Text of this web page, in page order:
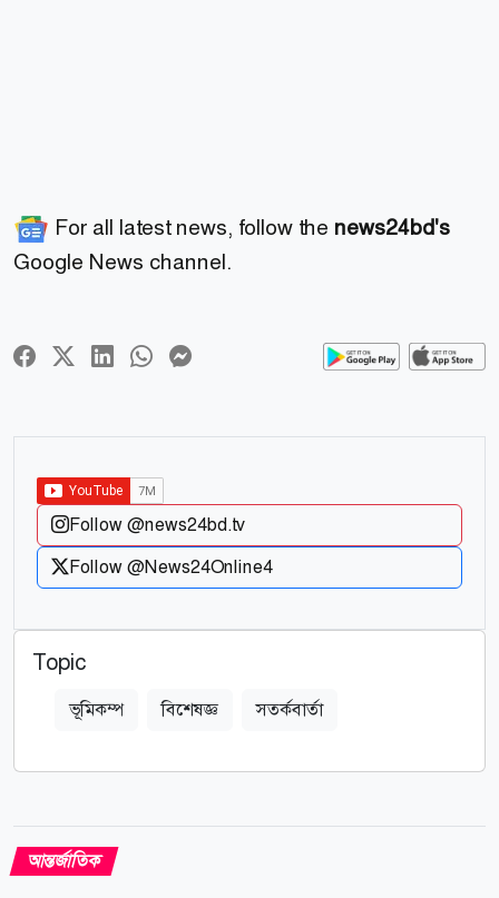
For all latest news, follow the news24bd's
Google News channel.
Follow @news24bd.tv
Follow @News24Online4
Topic
ভূমিকম্প বিশেষজ্ঞ সতর্কবার্তা
আন্তর্জাতিক